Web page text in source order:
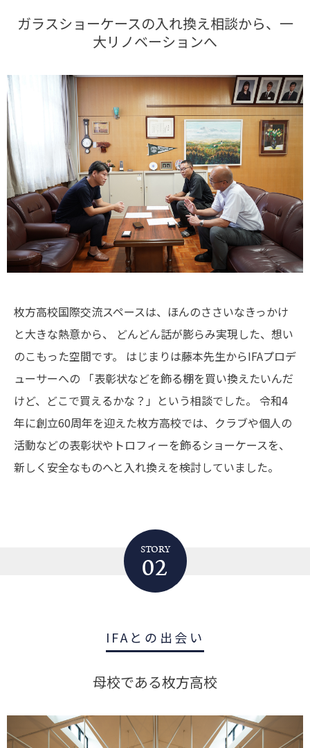
ガラスショーケースの入れ換え相談から、一
大リノベーションへ
枚方高校国際交流スペースは、ほんのささいなきっかけ
と大きな熱意から、
どんどん話が膨らみ実現した、想い
のこもった空間です。
はじまりは藤本先生からIFAプロデ
ューサーへの 「表彰状などを飾る棚を買い換えたいんだ
けど、どこで買えるかな？」という相談でした。 令和4
年に創立60周年を迎えた枚方高校では、クラブや個人の
活動などの表彰状やトロフィーを飾るショーケースを、
新しく安全なものへと入れ換えを検討していました。
STORY
02
IFAとの出会い
母校である枚方高校